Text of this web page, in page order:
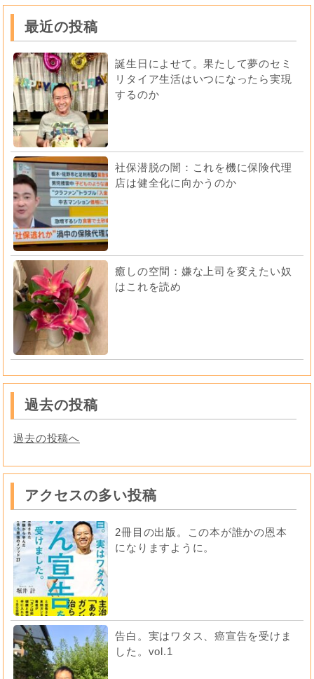
最近の投稿
誕生日によせて。果たして夢のセミ
リタイア生活はいつになったら実現
するのか
社保潜脱の闇：これを機に保険代理
店は健全化に向かうのか
癒しの空間：嫌な上司を変えたい奴
はこれを読め
過去の投稿
過去の投稿へ
アクセスの多い投稿
2冊目の出版。この本が誰かの恩本
になりますように。
告白。実はワタス、癌宣告を受けま
した。vol.1